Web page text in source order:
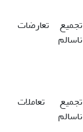
تجمیع تعارضات
ناسالم
تجمیع تعاملات
ناسالم